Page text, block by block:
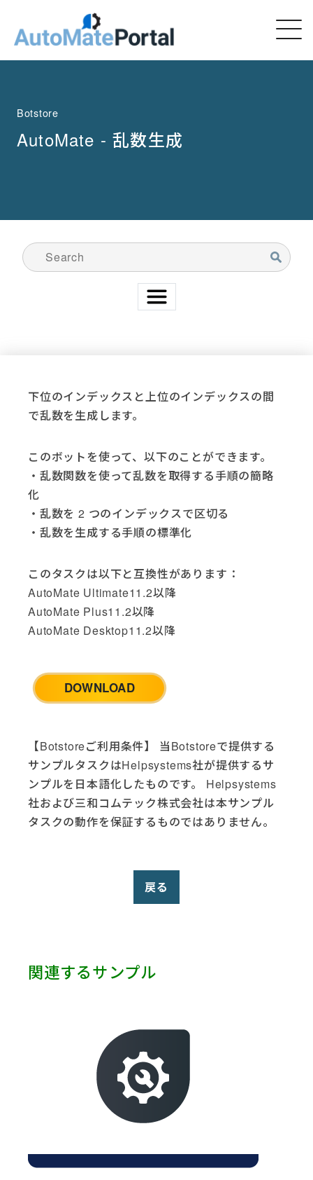
Botstore
AutoMate - 乱数生成
下位のインデックスと上位のインデックスの間
で乱数を生成します。
このボットを使って、以下のことができます。
・乱数関数を使って乱数を取得する手順の簡略
化
・乱数を 2 つのインデックスで区切る
・乱数を生成する手順の標準化
このタスクは以下と互換性があります：
AutoMate Ultimate11.2以降
AutoMate Plus11.2以降
AutoMate Desktop11.2以降
DOWNLOAD
【Botstoreご利用条件】 当Botstoreで提供する
サンプルタスクはHelpsystems社が提供するサ
ンプルを日本語化したものです。 Helpsystems
社および三和コムテック株式会社は本サンプル
タスクの動作を保証するものではありません。
戻る
関連するサンプル
検索
Adobe (3)
Adobe Sign (2)
Basic Scripting (1)
DocuSign (5)
Email (4)
Excel (6)
File System (14)
Freshdesk (3)
Gmail (1)
Go Anywhere (1)
Google (3)
Google Analytics (2)
Google Sheets (2)
HTTP (1)
HubSpot (4)
Jira Cloud (2)
LinkedIn (2)
McAfee AntiVirus (1)
Microsoft Dynamics (1)
Microsoft Excel (9)
Microsoft Teams (1)
Microsoft Windows (5)
Salesforce (5)
SAP (9)
SmartSheet (1)
Telegram (1)
Terminal (1)